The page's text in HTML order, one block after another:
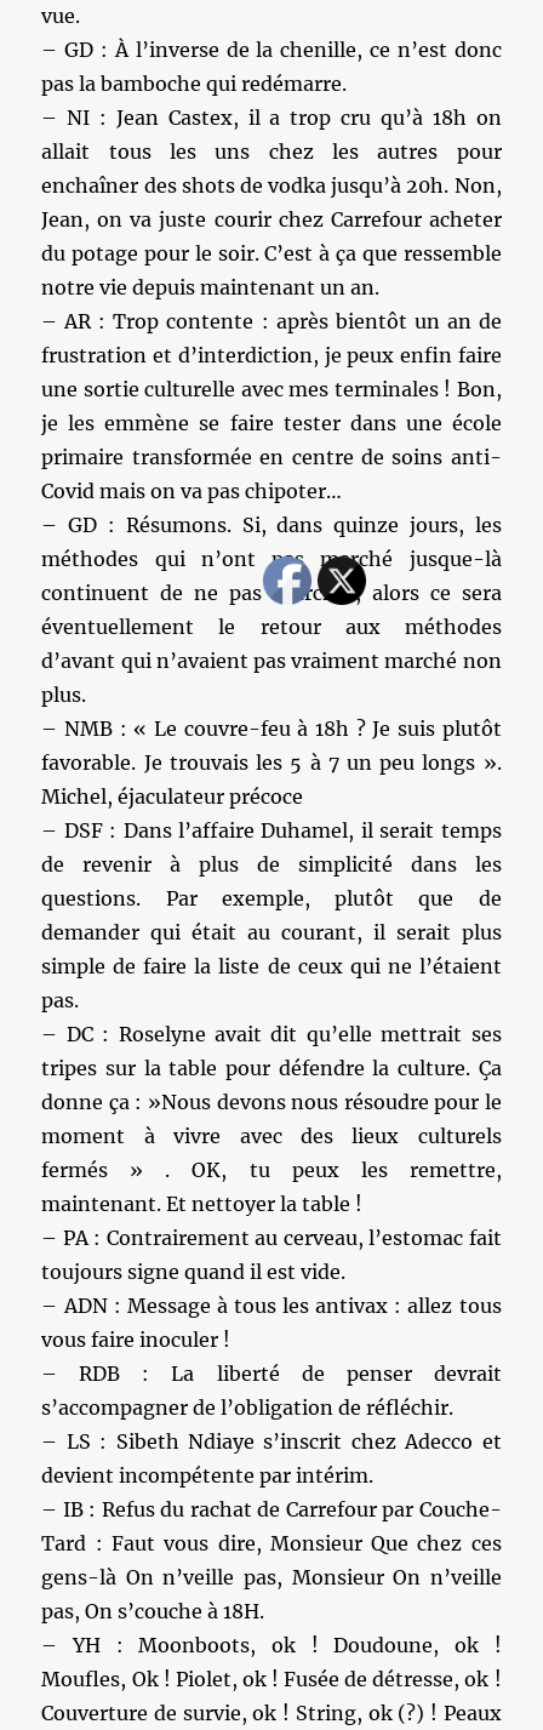
vue.
– GD : À l’inverse de la chenille, ce n’est donc
pas la bamboche qui redémarre.
– NI : Jean Castex, il a trop cru qu’à 18h on
allait tous les uns chez les autres pour
enchaîner des shots de vodka jusqu’à 20h. Non,
Jean, on va juste courir chez Carrefour acheter
du potage pour le soir. C’est à ça que ressemble
notre vie depuis maintenant un an.
– AR : Trop contente : après bientôt un an de
frustration et d’interdiction, je peux enfin faire
une sortie culturelle avec mes terminales ! Bon,
je les emmène se faire tester dans une école
primaire transformée en centre de soins anti-
Covid mais on va pas chipoter…
– GD : Résumons. Si, dans quinze jours, les
méthodes qui n’ont pas marché jusque-là
continuent de ne pas marcher, alors ce sera
éventuellement le retour aux méthodes
d’avant qui n’avaient pas vraiment marché non
plus.
– NMB : « Le couvre-feu à 18h ? Je suis plutôt
favorable. Je trouvais les 5 à 7 un peu longs ».
Michel, éjaculateur précoce
– DSF : Dans l’affaire Duhamel, il serait temps
de revenir à plus de simplicité dans les
questions. Par exemple, plutôt que de
demander qui était au courant, il serait plus
simple de faire la liste de ceux qui ne l’étaient
pas.
– DC : Roselyne avait dit qu’elle mettrait ses
tripes sur la table pour défendre la culture. Ça
donne ça : »Nous devons nous résoudre pour le
moment à vivre avec des lieux culturels
fermés » . OK, tu peux les remettre,
maintenant. Et nettoyer la table !
– PA : Contrairement au cerveau, l’estomac fait
toujours signe quand il est vide.
– ADN : Message à tous les antivax : allez tous
vous faire inoculer !
– RDB : La liberté de penser devrait
s’accompagner de l’obligation de réfléchir.
– LS : Sibeth Ndiaye s’inscrit chez Adecco et
devient incompétente par intérim.
– IB : Refus du rachat de Carrefour par Couche-
Tard : Faut vous dire, Monsieur Que chez ces
gens-là On n’veille pas, Monsieur On n’veille
pas, On s’couche à 18H.
– YH : Moonboots, ok ! Doudoune, ok !
Moufles, Ok ! Piolet, ok ! Fusée de détresse, ok !
Couverture de survie, ok ! String, ok (?) ! Peaux